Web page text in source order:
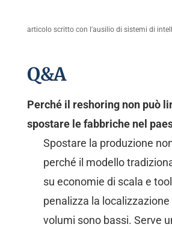
articolo scritto con l'ausilio di sistemi di
Q&A
Perché il reshoring non può
spostare le fabbriche nel
Spostare la produzione
perché il modello
su economie di scala e
penalizza la localizzazione
volumi sono bassi. Serve